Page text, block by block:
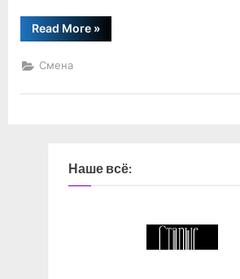
Read More“Час
настал!”
»
Смена
Наше всё: